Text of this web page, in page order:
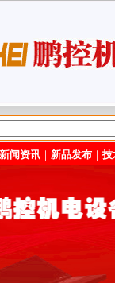
新闻资讯 ｜新品发布 ｜技